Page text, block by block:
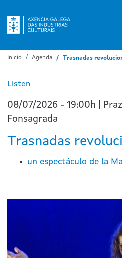
Inicio Agenda Trasnadas
Listen
08/07/2026 - 19:00h |
Fonsagrada
Trasnadas
un espectáculo de la